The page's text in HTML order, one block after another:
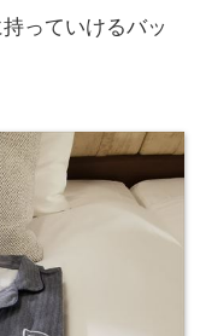
っていけるバッ